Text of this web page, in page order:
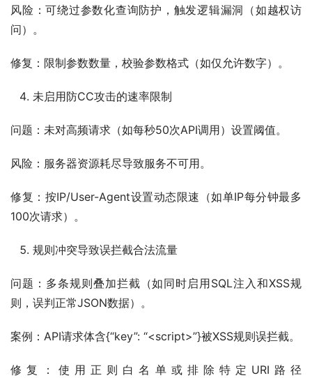
风险：可绕过参数化查询防护，触发逻辑漏洞（如越权访
问）。
修复：限制参数数量，校验参数格式（如仅允许数字）。
未启用防CC攻击的速率限制
问题：未对高频请求（如每秒50次API调用）设置阈值。
风险：服务器资源耗尽导致服务不可用。
修复：按IP/User-Agent设置动态限速（如单IP每分钟最多
100次请求）。
规则冲突导致误拦截合法流量
问题：多条规则叠加拦截（如同时启用SQL注入和XSS规
则，误判正常JSON数据）。
案例：API请求体含{“key”: “<script>”}被XSS规则误拦截。
修复：使用正则白名单或排除特定URI路径